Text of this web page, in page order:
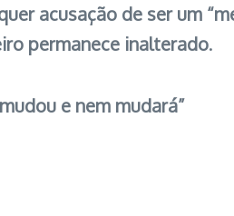
acusação de ser um
permanece inalterado.
e nem mudará”